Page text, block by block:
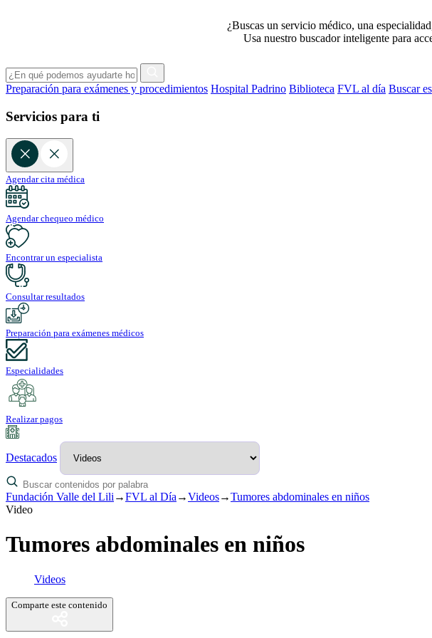
¿Buscas un servicio médico, una
Usa nuestro buscador inteligente para
Preparación para exámenes y procedimientos Hospital Padrino Biblioteca FVL al día Buscar
Servicios para ti
Agendar cita médica
Agendar chequeo médico
Encontrar un especialista
Consultar resultados
Preparación para exámenes médicos
Especialidades
Realizar pagos
Destacados
Fundación Valle del Lili →FVL al Día →Videos→Tumores abdominales en niños
Video
Tumores abdominales en niños
Videos
Comparte este contenido